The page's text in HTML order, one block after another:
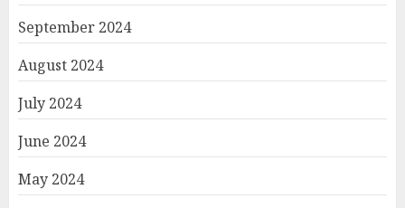
September 2024
August 2024
July 2024
June 2024
May 2024